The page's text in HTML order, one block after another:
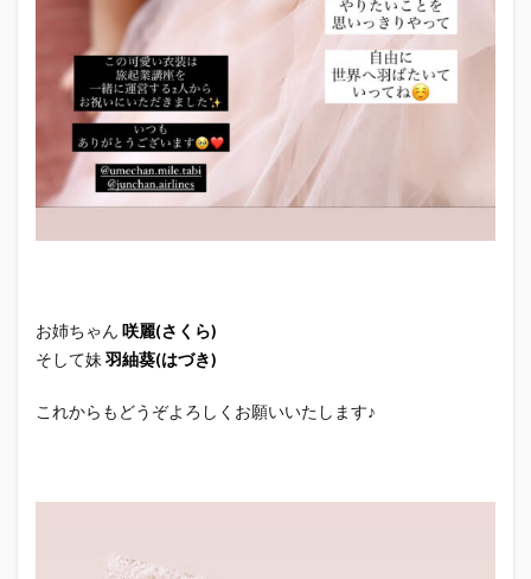
お姉ちゃん 咲麗(さくら)
そして妹 羽紬葵(はづき)
これからもどうぞよろしくお願いいたします♪